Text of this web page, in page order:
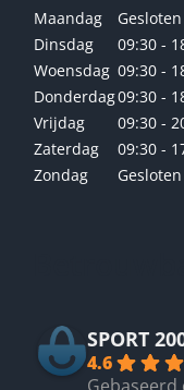
Maandag
Gesloten
Dinsdag
09:30 -
Woensdag 09:30 -
Donderdag09:30 -
Vrijdag
09:30 -
Zaterdag
09:30 -
Zondag
Gesloten
SPORT
4.6